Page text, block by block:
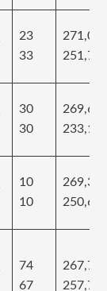
23
33
30
30
269,67
10
10
74
67